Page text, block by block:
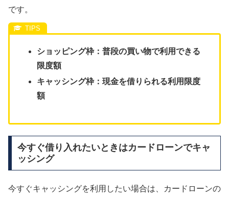
です。
ショッピング枠：普段の買い物で利用できる
限度額
キャッシング枠：現金を借りられる利用限度
額
今すぐ借り入れたいときはカードローンでキャ
ッシング
今すぐキャッシングを利用したい場合は、カードローンの